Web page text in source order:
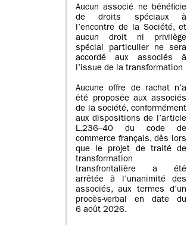
Aucun associé ne bénéficie
de droits spéciaux à
l’encontre de la Société, et
aucun droit ni privilège
spécial particulier ne sera
accordé aux associés à
l’issue de la transformation
Aucune offre de rachat n’a
été proposée aux associés
de la société, conformément
aux dispositions de l’article
L.236–40 du code de
commerce français, dès lors
que le projet de traité de
transformation
transfrontalière a été
arrêtée à l’unanimité des
associés, aux termes d’un
procès-verbal en date du
6 août 2026.